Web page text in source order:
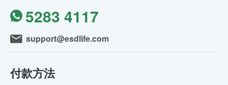
5283 4117
support@esdlife.com
付款方法